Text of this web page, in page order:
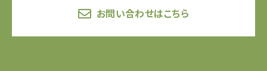
お問い合わせはこちら